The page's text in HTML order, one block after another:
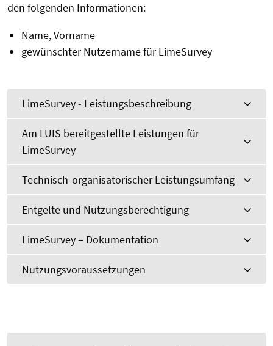
den folgenden Informationen:
Name, Vorname
gewünschter Nutzername für LimeSurvey
LimeSurvey - Leistungsbeschreibung
Am LUIS bereitgestellte Leistungen für
LimeSurvey
Technisch-organisatorischer Leistungsumfang
Entgelte und Nutzungsberechtigung
LimeSurvey – Dokumentation
Nutzungsvoraussetzungen